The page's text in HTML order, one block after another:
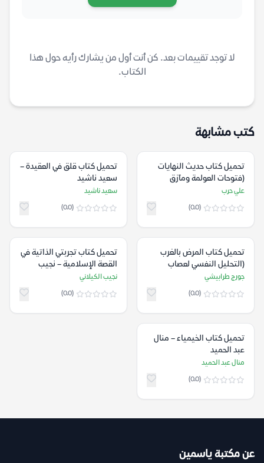
لا توجد تقييمات بعد. كن أنت أول من يشارك رأيه حول هذا
الكتاب.
كتب مشابهة
تحميل كتاب حديث النهايات
(فتوحات العولمة ومآزق
الهوية) – علي حرب
علي حرب
(0.0)
تحميل كتاب قلق في العقيدة –
سعيد ناشيد
سعيد ناشيد
(0.0)
تحميل كتاب المرض بالغرب
(التحليل النفسي لعصاب
جماعي عربي) – جورج طرابيشي
جورج طرابيشي
(0.0)
تحميل كتاب تجربتي الذاتية في
القصة الإسلامية – نجيب
الكيلاني
نجيب الكيلاني
(0.0)
تحميل كتاب الخيمياء – منال
عبد الحميد
منال عبد الحميد
(0.0)
عن مكتبة ياسمين